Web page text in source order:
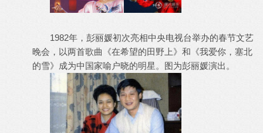
1982年，彭丽媛初次亮相中央电视台举办的春节文艺
晚会，以两首歌曲《在希望的田野上》和《我爱你，塞北
的雪》成为中国家喻户晓的明星。图为彭丽媛演出。